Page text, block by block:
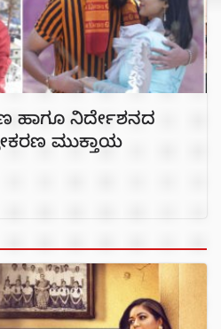
ಹಾಗೂ ನಿರ್ದೇಶನದ
ಮುಕ್ತಾಯ